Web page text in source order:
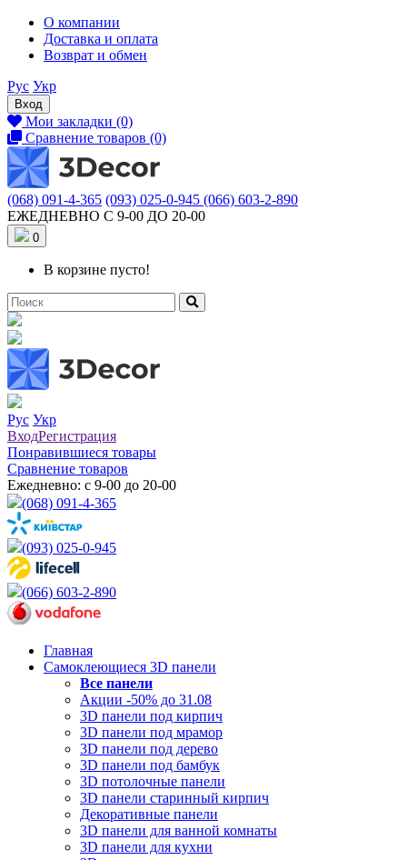
О компании
Доставка и оплата
Возврат и обмен
Рус Укр
Вход
Мои закладки (0)
Сравнение товаров (0)
(068) 091-4-365 (093) 025-0-945 (066) 603-2-890
ЕЖЕДНЕВНО С 9-00 ДО 20-00
0
В корзине пусто!
Рус Укр
ВходРегистрация
Понравившиеся товары
Сравнение товаров
Ежедневно: с 9-00 до 20-00
(068) 091-4-365
(093) 025-0-945
(066) 603-2-890
Главная
Самоклеющиеся 3D панели
Все панели
Акции -50% до 31.08
3D панели под кирпич
3D панели под мрамор
3D панели под дерево
3D панели под бамбук
3D потолочные панели
3D панели старинный кирпич
Декоративные панели
3D панели для ванной комнаты
3D панели для кухни